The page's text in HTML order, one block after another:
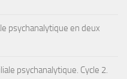
psychanalytique en deux
psychanalytique. Cycle 2.